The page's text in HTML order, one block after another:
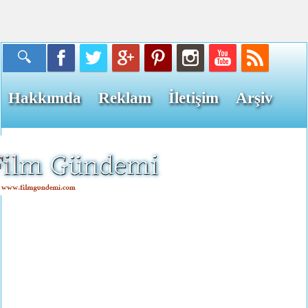
Hakkımda Reklam İletişim Arşiv